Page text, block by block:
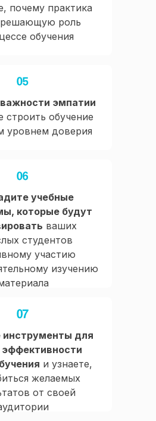
почему практика
решающую роль
обучения
эмпатии
строить обучение
уровнем доверия
учебные
которые будут
ваших
студентов
участию
изучению
инструменты для
эффективности
и узнаете,
желаемых
от своей